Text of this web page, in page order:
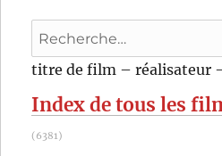
Recherche
pour
:
titre de film – réalisateur
Index de tous les
(6381)